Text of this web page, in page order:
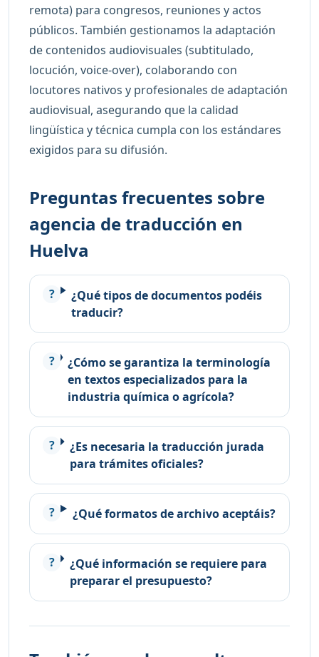
remota) para congresos, reuniones y actos
públicos. También gestionamos la adaptación
de contenidos audiovisuales (subtitulado,
locución, voice-over), colaborando con
locutores nativos y profesionales de adaptación
audiovisual, asegurando que la calidad
lingüística y técnica cumpla con los estándares
exigidos para su difusión.
Preguntas frecuentes sobre
agencia de traducción en
Huelva
¿Qué tipos de documentos podéis
traducir?
¿Cómo se garantiza la terminología
en textos especializados para la
industria química o agrícola?
¿Es necesaria la traducción jurada
para trámites oficiales?
¿Qué formatos de archivo aceptáis?
¿Qué información se requiere para
preparar el presupuesto?